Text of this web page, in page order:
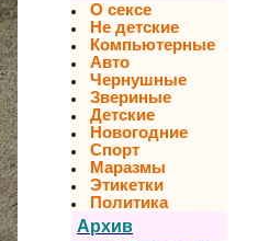
О сексе
Не детские
Компьютерные
Авто
Чернушные
Звериные
Детские
Новогодние
Спорт
Маразмы
Этикетки
Политика
Архив